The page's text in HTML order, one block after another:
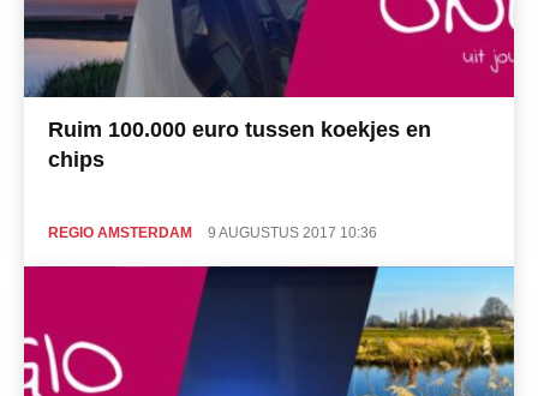
Ruim 100.000 euro tussen koekjes en
chips
REGIO AMSTERDAM 9 AUGUSTUS 2017 10:36